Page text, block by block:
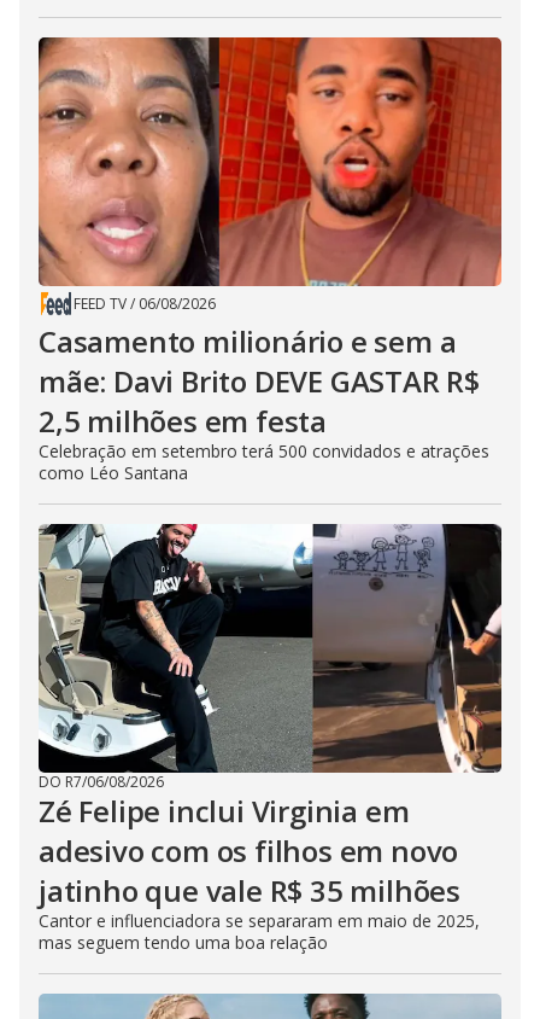
FEED TV/ 06/08/2026
Casamento milionário e sem a
mãe: Davi Brito DEVE GASTAR R$
2,5 milhões em festa
Celebração em setembro terá 500 convidados e atrações
como Léo Santana
DO R7/06/08/2026
Zé Felipe inclui Virginia em
adesivo com os filhos em novo
jatinho que vale R$ 35 milhões
Cantor e influenciadora se separaram em maio de 2025,
mas seguem tendo uma boa relação